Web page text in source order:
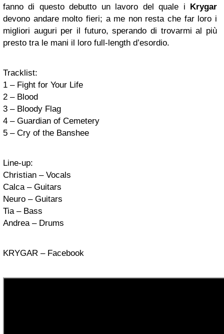
fanno di questo debutto un lavoro del quale i Krygar
devono andare molto fieri; a me non resta che far loro i
migliori auguri per il futuro, sperando di trovarmi al più
presto tra le mani il loro full-length d’esordio.
Tracklist:
1 – Fight for Your Life
2 – Blood
3 – Bloody Flag
4 – Guardian of Cemetery
5 – Cry of the Banshee
Line-up:
Christian – Vocals
Calca – Guitars
Neuro – Guitars
Tia – Bass
Andrea – Drums
KRYGAR – Facebook